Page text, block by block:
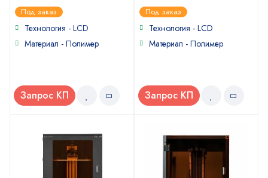
0
out
of
Под заказ
Технология - LCD
Материал - Полимер
Запрос КП
0
out
of
Под заказ
Технология - LCD
Материал - Полимер
Запрос КП